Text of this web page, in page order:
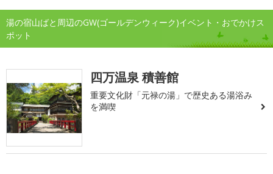
湯の宿山ばと周辺のGW(ゴールデンウィーク)イベント・おでかけス
ポット
四万温泉 積善館
重要文化財「元禄の湯」で歴史ある湯浴み
を満喫